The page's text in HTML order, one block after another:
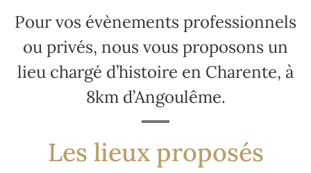
Pour vos évènements professionnels
ou privés, nous vous proposons un
lieu chargé d’histoire en Charente, à
8km d’Angoulême.
Les lieux proposés